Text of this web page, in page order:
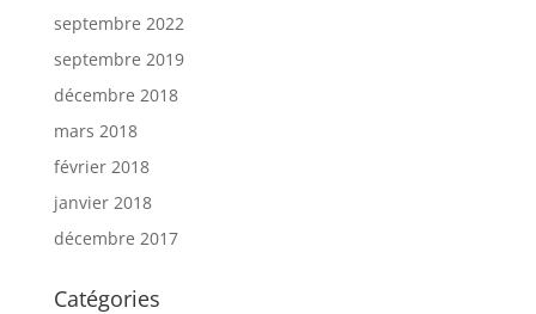
septembre 2022
septembre 2019
décembre 2018
mars 2018
février 2018
janvier 2018
décembre 2017
Catégories